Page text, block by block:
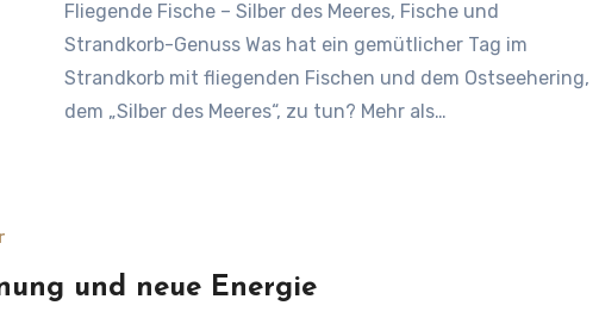
Fliegende Fische – Silber des Meeres, Fische und
Strandkorb-Genuss Was hat ein gemütlicher Tag im
Strandkorb mit fliegenden Fischen und dem Ostseehering,
dem „Silber des Meeres“, zu tun? Mehr als…
und neue Energie